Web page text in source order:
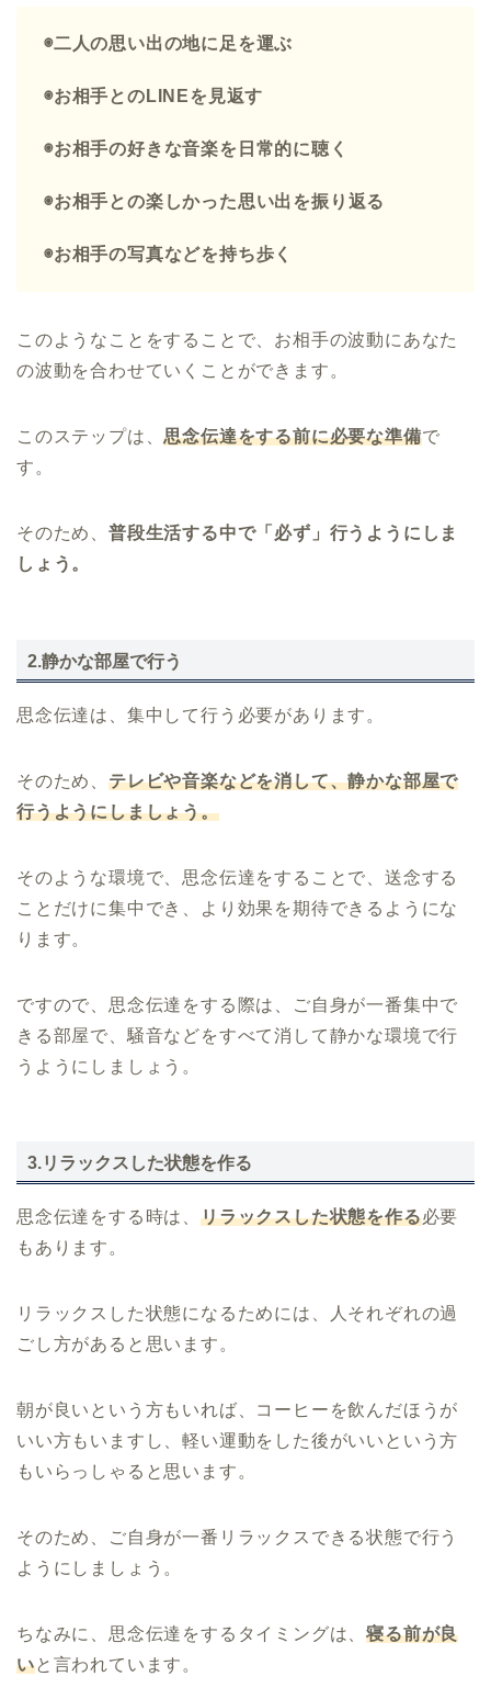
◉二人の思い出の地に足を運ぶ
◉お相手とのLINEを見返す
◉お相手の好きな音楽を日常的に聴く
◉お相手との楽しかった思い出を振り返る
◉お相手の写真などを持ち歩く
このようなことをすることで、お相手の波動にあなた
の波動を合わせていくことができます。
このステップは、思念伝達をする前に必要な準備で
す。
そのため、 普段生活する中で「必ず」行うようにしま
しょう。
2.静かな部屋で行う
思念伝達は、集中して行う必要があります。
そのため、 テレビや音楽などを消して、静かな部屋で
行うようにしましょう。
そのような環境で、思念伝達をすることで、送念する
ことだけに集中でき、より効果を期待できるようにな
ります。
ですので、思念伝達をする際は、ご自身が一番集中で
きる部屋で、騒音などをすべて消して静かな環境で行
うようにしましょう。
3.リラックスした状態を作る
思念伝達をする時は、 リラックスした状態を作る必要
もあります。
リラックスした状態になるためには、人それぞれの過
ごし方があると思います。
朝が良いという方もいれば、コーヒーを飲んだほうが
いい方もいますし、軽い運動をした後がいいという方
もいらっしゃると思います。
そのため、ご自身が一番リラックスできる状態で行う
ようにしましょう。
ちなみに、思念伝達をするタイミングは、寝る前が良
いと言われています。